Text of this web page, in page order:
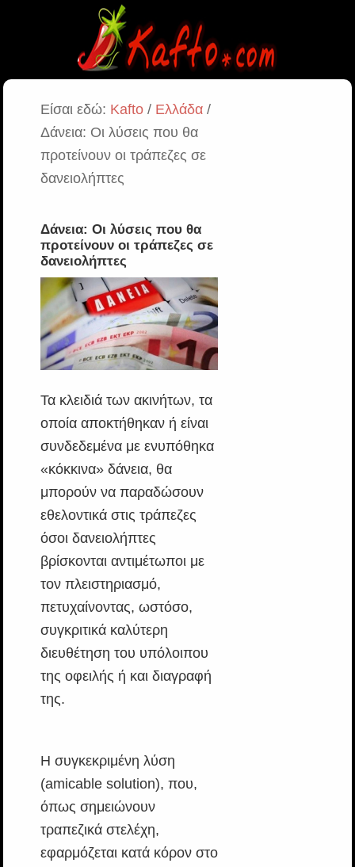
Είσαι εδώ: Kafto/ Ελλάδα/
Δάνεια: Οι λύσεις που θα
προτείνουν οι τράπεζες σε
δανειολήπτες
Δάνεια: Οι λύσεις που θα
προτείνουν οι τράπεζες σε
δανειολήπτες
Τα κλειδιά των ακινήτων, τα
οποία αποκτήθηκαν ή είναι
συνδεδεμένα με ενυπόθηκα
«κόκκινα» δάνεια, θα
μπορούν να παραδώσουν
εθελοντικά στις τράπεζες
όσοι δανειολήπτες
βρίσκονται αντιμέτωποι με
τον πλειστηριασμό,
πετυχαίνοντας, ωστόσο,
συγκριτικά καλύτερη
διευθέτηση του υπόλοιπου
της οφειλής ή και διαγραφή
της.
Η συγκεκριμένη λύση
(amicable solution), που,
όπως σημειώνουν
τραπεζικά στελέχη,
εφαρμόζεται κατά κόρον στο